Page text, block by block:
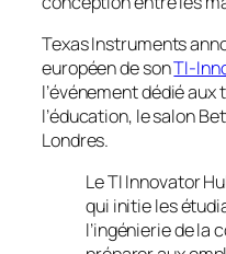
Texas Instruments
européen de sonTI-
l’événement dédié
l’éducation, le salon
Londres.
Le TI Innovator
qui initie les
l’ingénierie de la